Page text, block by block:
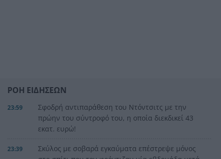
ΡΟΗ ΕΙΔΗΣΕΩΝ
23:59
Σφοδρή αντιπαράθεση του Ντόντσιτς με την
πρώην του σύντροφό του, η οποία διεκδικεί 43
εκατ. ευρώ!
23:39
Σκύλος με σοβαρά εγκαύματα επέστρεψε μόνος